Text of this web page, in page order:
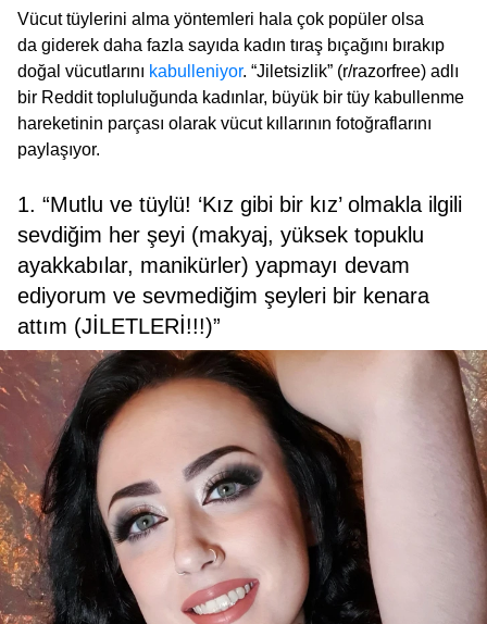
Vücut tüylerini alma yöntemleri hala çok popüler olsa
da giderek daha fazla sayıda kadın tıraş bıçağını bırakıp
doğal vücutlarını kabulleniyor. “Jiletsizlik” (r/razorfree) adlı
bir Reddit topluluğunda kadınlar, büyük bir tüy kabullenme
hareketinin parçası olarak vücut kıllarının fotoğraflarını
paylaşıyor.
1. “Mutlu ve tüylü! ‘Kız gibi bir kız’ olmakla ilgili
sevdiğim her şeyi (makyaj, yüksek topuklu
ayakkabılar, manikürler) yapmayı devam
ediyorum ve sevmediğim şeyleri bir kenara
attım (JİLETLERİ!!!)”